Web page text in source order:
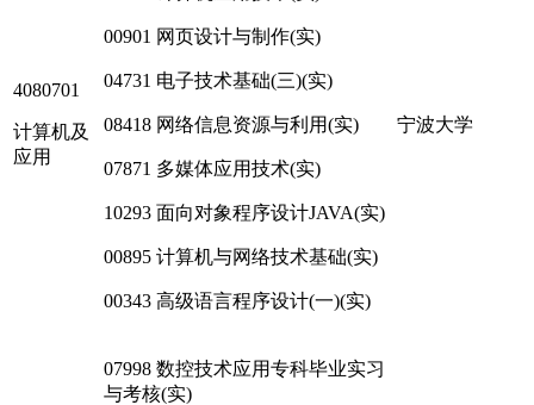
4080701
计算机及
应用
00901 网页设计与制作(实)
04731 电子技术基础(三)(实)
08418 网络信息资源与利用(实)
07871 多媒体应用技术(实)
10293 面向对象程序设计JAVA(实)
00895 计算机与网络技术基础(实)
00343 高级语言程序设计(一)(实)
宁波大学
07998 数控技术应用专科毕业实习
与考核(实)